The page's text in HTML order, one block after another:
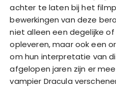
achter te laten bij het
bewerkingen van deze
niet alleen een degelijke
opleveren, maar ook een
om hun interpretatie van
afgelopen jaren zijn er
vampier Dracula